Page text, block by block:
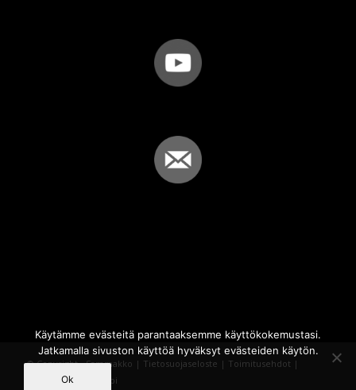
© Copyright - Sammakko | Tietosuojaseloste | Toimitusehdot |
Powered by
iQWebbi
Käytämme evästeitä parantaaksemme käyttökokemustasi.
Jatkamalla sivuston käyttöä hyväksyt evästeiden käytön.
Ok